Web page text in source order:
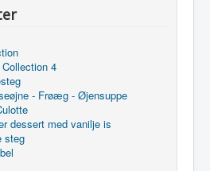
4
- Frøæg - Øjensuppe
dessert med vanilje is
steg